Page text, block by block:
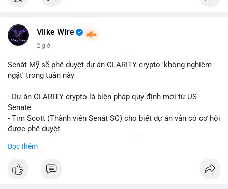
Vlike Wire
2 giờ
Senát Mỹ sẽ phê duyệt dự án CLARITY crypto 'không nghiêm
ngặt' trong tuần này
- Dự án CLARITY crypto là biện pháp quy định mới từ US
Senate
- Tim Scott (Thành viên Senát SC) cho biết dự án vẫn có cơ hội
được phê duyệt
trình
Đọc thêm